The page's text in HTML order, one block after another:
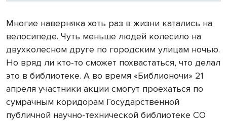
Многие наверняка хоть раз в жизни катались на
велосипеде. Чуть меньше людей колесило на
двухколесном друге по городским улицам ночью.
Но вряд ли кто-то сможет похвастаться, что делал
это в библиотеке. А во время «Библионочи» 21
апреля участники акции смогут проехаться по
сумрачным коридорам Государственной
публичной научно-технической библиотеке СО